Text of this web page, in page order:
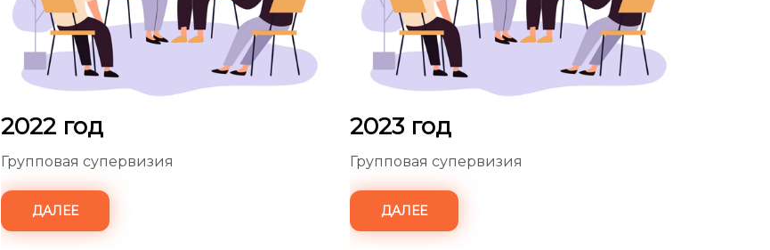
2022 год
Групповая супервизия
ДАЛЕЕ
2023 год
Групповая супервизия
ДАЛЕЕ